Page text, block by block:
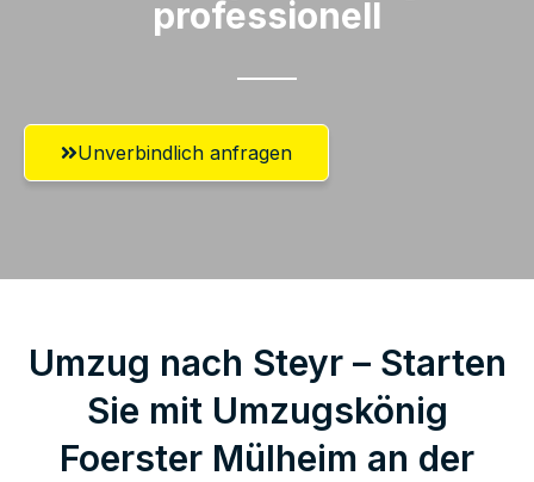
professionell​
Unverbindlich anfragen
Umzug nach Steyr – Starten
Sie mit Umzugskönig
Foerster Mülheim an der